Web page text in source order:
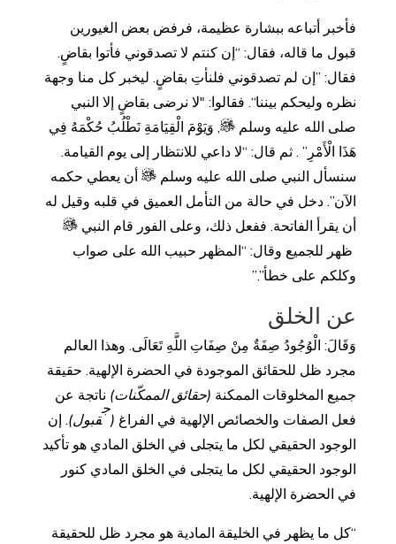
فأخبر أتباعه ببشارة عظيمة، فرفض بعض الغيورين
قبول ما قاله، فقال: “إن كنتم لا تصدقوني فأتوا بقاضٍ.
فقال: ”إن لم تصدقوني فلنأتِ بقاضٍ. ليخبر كل منا وجهة
نظره وليحكم بيننا“. فقالوا: "لا نرضى بقاضٍ إلا النبي
صلى الله عليه وسلم
, وَيَوْمَ الْقِيَامَةِ نَطْلُبُ حُكْمَهُ فِي
هَذَا الْأَمْرِ” . ثم قال: “لا داعي للانتظار إلى يوم القيامة.
سنسأل النبي صلى الله عليه وسلم
أن يعطي حكمه
الآن”. دخل في حالة من التأمل العميق في قلبه وقيل له
أن يقرأ الفاتحة. ففعل ذلك، وعلى الفور قام النبي
ظهر للجميع وقال: “المظهر حبيب الله على صواب
وكلكم على خطأ”.”
عن الخلق
وَقَالَ: الْوُجُودُ صِفَةٌ مِنْ صِفَاتِ اللَّهِ تَعَالَى. وهذا العالم
مجرد ظل للحقائق الموجودة في الحضرة الإلهية. حقيقة
جميع المخلوقات الممكنة (حقائق الممكّنات) ناتجة عن
فعل الصفات والخصائص الإلهية في الفراغ (
ج
قبول). إن
الوجود الحقيقي لكل ما يتجلى في الخلق المادي هو تأكيد
الوجود الحقيقي لكل ما يتجلى في الخلق المادي كنور
في الحضرة الإلهية.
“كل ما يظهر في الخليقة المادية هو مجرد ظل للحقيقة